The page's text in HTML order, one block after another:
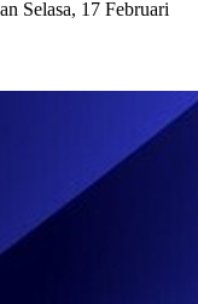
Selasa, 17 Februari